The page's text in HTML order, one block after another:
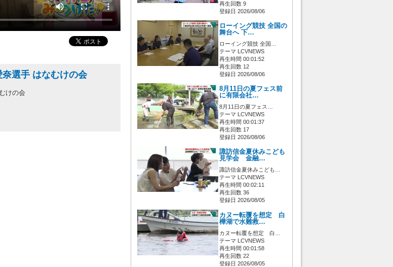
選手 はなむけの会
けの会
再生回数 9
登録日 2026/08/06
ローイング競技 全国の
舞台へ 下…
ローイング競技 全国…
テーマ LCVNEWS
再生時間 00:01:52
再生回数 12
登録日 2026/08/06
8月11日の夏フェス前
に有限会社…
8月11日の夏フェス…
テーマ LCVNEWS
再生時間 00:01:37
再生回数 17
登録日 2026/08/06
諏訪信金夏休みこども
見学会 金融…
諏訪信金夏休みこども…
テーマ LCVNEWS
再生時間 00:02:11
再生回数 36
登録日 2026/08/05
カヌー転覆を想定 白
樺湖で水難救…
カヌー転覆を想定 白…
テーマ LCVNEWS
再生時間 00:01:58
再生回数 22
登録日 2026/08/05